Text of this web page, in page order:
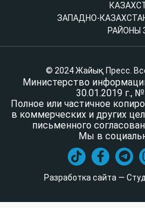
ЗАПАДНО-
РАЙОНЫ
© 2024 Жайық Пресс.
Министерство
30.01.2019 г.,
Полное или частичное
в коммерческих и других
письменного
Мы в
Разработка сайта —